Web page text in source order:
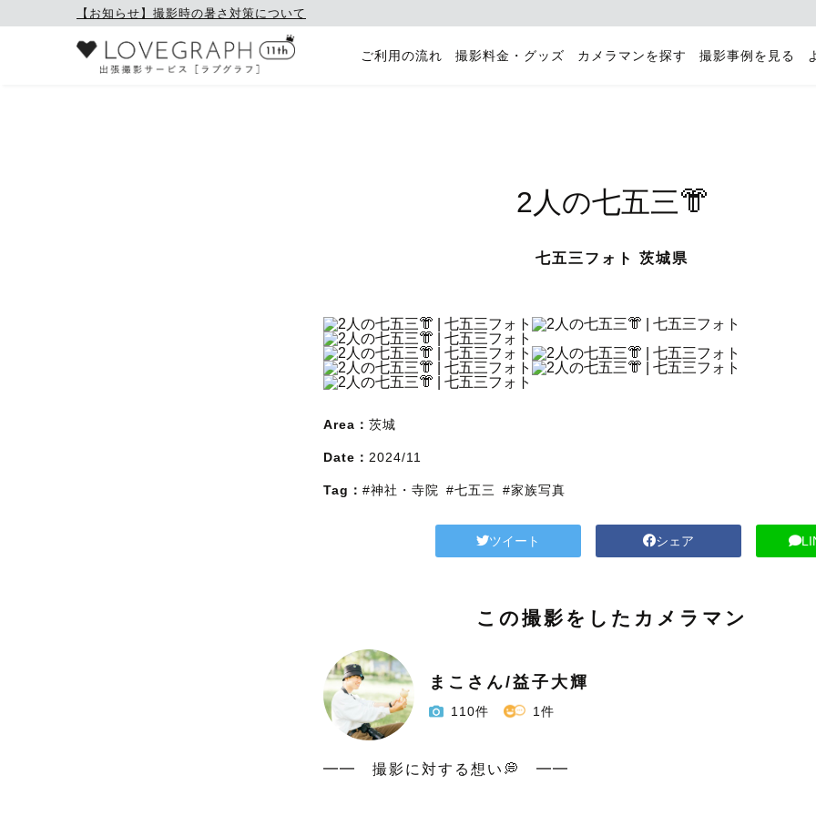
【お知らせ】撮影時の暑さ対策について
ご利用の流れ 撮影料金・グッズ カメラマンを探す 撮影事例を見る
2人の七五三👘
七五三フォト 茨城県
Area： 茨城
Date： 2024/11
Tag： #神社・寺院 #七五三 #家族写真
ツイート シェア
この撮影をしたカメラマン
まこさん/益子大輝
110件 1件
━━　撮影に対する想い💭　━━